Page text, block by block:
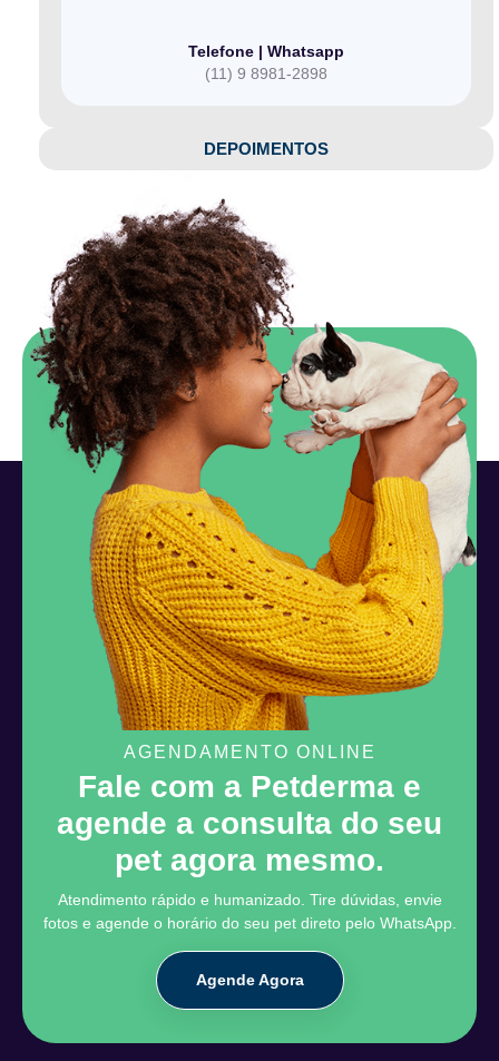
Telefone | Whatsapp
(11) 9 8981-2898
DEPOIMENTOS​
AGENDAMENTO ONLINE
Fale com a Petderma e
agende a consulta do seu
pet agora mesmo.
Atendimento rápido e humanizado. Tire dúvidas, envie
fotos e agende o horário do seu pet direto pelo WhatsApp.
Agende Agora